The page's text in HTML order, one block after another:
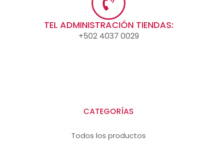
TEL ADMINISTRACIÓN TIENDAS:
+502 4037 0029
CATEGORÍAS
Todos los productos